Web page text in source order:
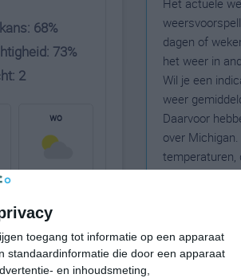
toegang tot informatie op een apparaat
standaardinformatie die door een apparaat
en inhoudsmeting,
68%
73%
2
wo
26°C
13:00
Het actuele
dagen of
het weer in
Wil je een
weer
Daarvoor
over
temperaturen,
sneeuw en
zonneschijn